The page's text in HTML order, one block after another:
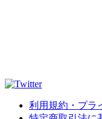
利用規約・プラ